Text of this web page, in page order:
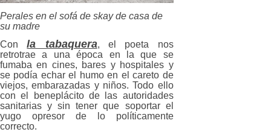
Perales en el sofá de skay de casa de
su madre
Conla tabaquera, el poeta nos
retrotrae a una época en la que se
fumaba en cines, bares y hospitales y
se podía echar el humo en el careto de
viejos, embarazadas y niños. Todo ello
con el beneplácito de las autoridades
sanitarias y sin tener que soportar el
yugo opresor de lo políticamente
correcto.